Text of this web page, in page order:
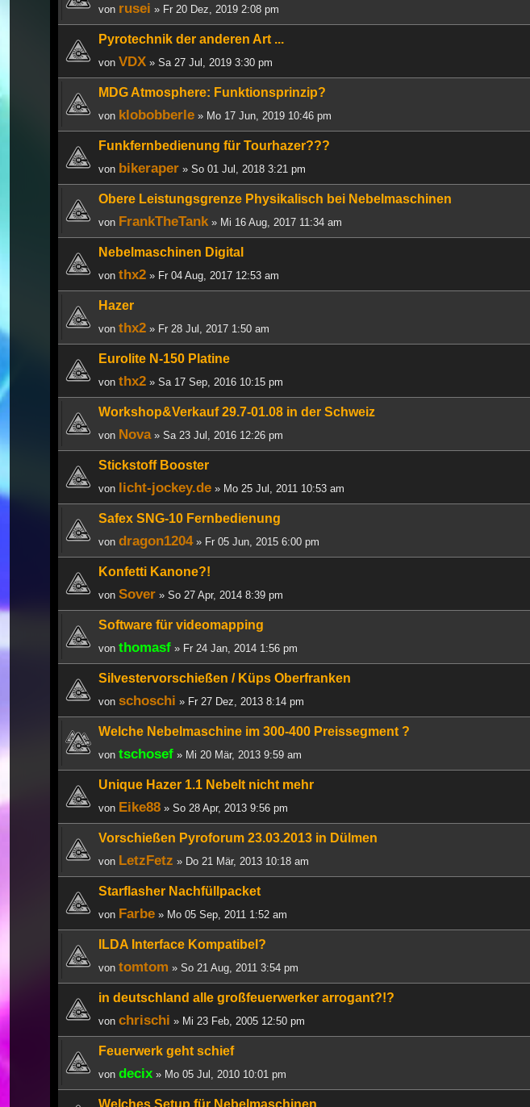
von rusei » Fr 20 Dez, 2019 2:08 pm
Pyrotechnik der anderen Art ...
von VDX » Sa 27 Jul, 2019 3:30 pm
MDG Atmosphere: Funktionsprinzip?
von klobobberle » Mo 17 Jun, 2019 10:46 pm
Funkfernbedienung für Tourhazer???
von bikeraper » So 01 Jul, 2018 3:21 pm
Obere Leistungsgrenze Physikalisch bei Nebelmaschinen
von FrankTheTank » Mi 16 Aug, 2017 11:34 am
Nebelmaschinen Digital
von thx2 » Fr 04 Aug, 2017 12:53 am
Hazer
von thx2 » Fr 28 Jul, 2017 1:50 am
Eurolite N-150 Platine
von thx2 » Sa 17 Sep, 2016 10:15 pm
Workshop&Verkauf 29.7-01.08 in der Schweiz
von Nova» Sa 23 Jul, 2016 12:26 pm
Stickstoff Booster
von licht-jockey.de » Mo 25 Jul, 2011 10:53 am
Safex SNG-10 Fernbedienung
von dragon1204» Fr 05 Jun, 2015 6:00 pm
Konfetti Kanone?!
von Sover » So 27 Apr, 2014 8:39 pm
Software für videomapping
von thomasf » Fr 24 Jan, 2014 1:56 pm
Silvestervorschießen / Küps Oberfranken
von schoschi » Fr 27 Dez, 2013 8:14 pm
Welche Nebelmaschine im 300-400 Preissegment ?
von tschosef » Mi 20 Mär, 2013 9:59 am
Unique Hazer 1.1 Nebelt nicht mehr
von Eike88 » So 28 Apr, 2013 9:56 pm
Vorschießen Pyroforum 23.03.2013 in Dülmen
von LetzFetz » Do 21 Mär, 2013 10:18 am
Starflasher Nachfüllpacket
von Farbe » Mo 05 Sep, 2011 1:52 am
ILDA Interface Kompatibel?
von tomtom » So 21 Aug, 2011 3:54 pm
in deutschland alle großfeuerwerker arrogant?!?
von chrischi » Mi 23 Feb, 2005 12:50 pm
Feuerwerk geht schief
von decix » Mo 05 Jul, 2010 10:01 pm
Welches Setup für Nebelmaschinen